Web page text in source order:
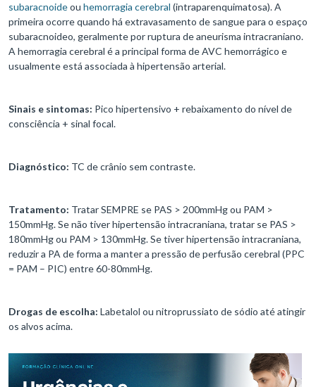
subaracnoideou hemorragia cerebral (intraparenquimatosa). A
primeira ocorre quando há extravasamento de sangue para o espaço
subaracnoideo, geralmente por ruptura de aneurisma intracraniano.
A hemorragia cerebral é a principal forma de AVC hemorrágico e
usualmente está associada à hipertensão arterial.
Sinais e sintomas: Pico hipertensivo + rebaixamento do nível de
consciência + sinal focal.
Diagnóstico: TC de crânio sem contraste.
Tratamento: Tratar SEMPRE se PAS > 200mmHg ou PAM >
150mmHg. Se não tiver hipertensão intracraniana, tratar se PAS >
180mmHg ou PAM > 130mmHg. Se tiver hipertensão intracraniana,
reduzir a PA de forma a manter a pressão de perfusão cerebral (PPC
= PAM – PIC) entre 60-80mmHg.
Drogas de escolha: Labetalol ou nitroprussiato de sódio até atingir
os alvos acima.